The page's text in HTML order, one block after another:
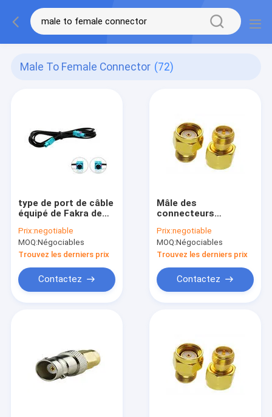
Male To Female Connector (72)
type de port de câble
équipé de Fakra de
mâle de SMB au
connecteur femelle
Prix:negotiable
MOQ:Négociables
Trouvez les derniers prix
Contactez
Mâle des
connecteurs
placage à l'or rf à
l'ohm femelle 1,9
VSWR de
l'adaptateur 50
Prix:negotiable
MOQ:Négociables
Trouvez les derniers prix
Contactez